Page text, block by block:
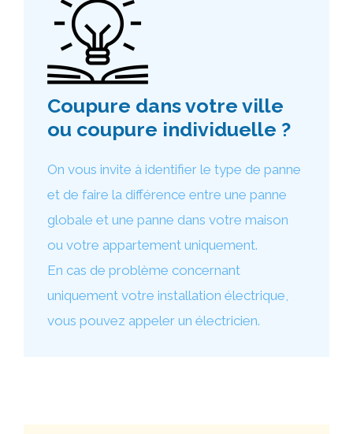
Coupure dans votre ville
ou coupure individuelle ?
On vous invite à identifier le type de panne
et de faire la différence entre une panne
globale et une panne dans votre maison
ou votre appartement uniquement.
En cas de problème concernant
uniquement votre installation électrique,
vous pouvez appeler un électricien.